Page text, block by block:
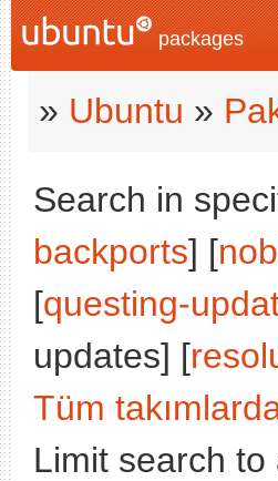
packages
» Ubuntu »
Search in
backports] [
[questing-
updates] [
Tüm
Limit search